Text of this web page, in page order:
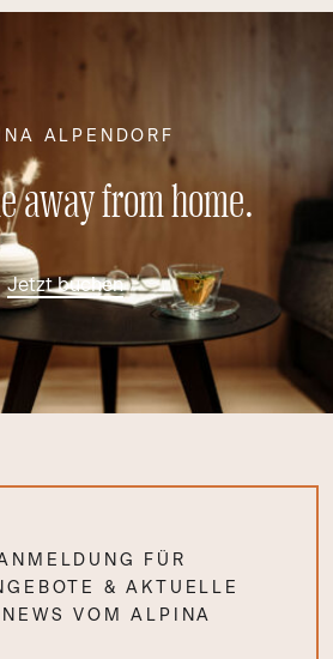
ALPENDORF
away from home.
Jetzt buchen
FÜR
& AKTUELLE
VOM ALPINA